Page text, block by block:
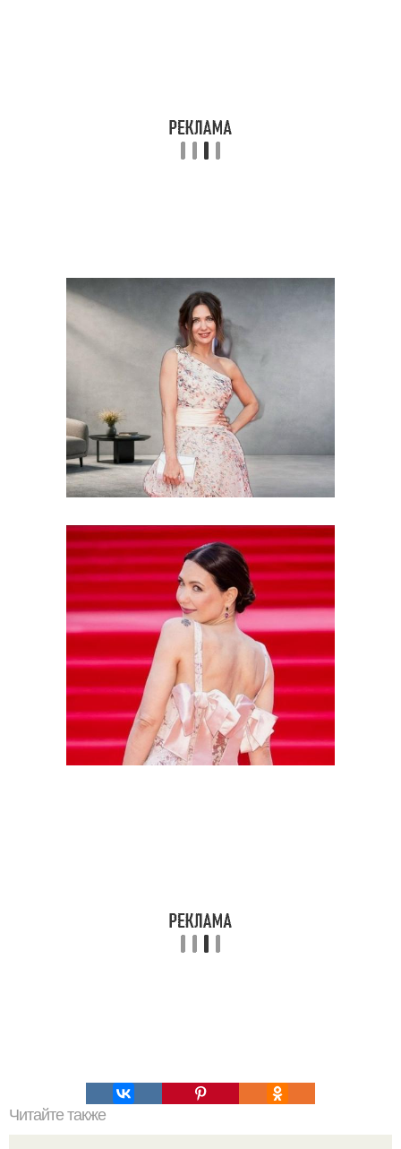
Читайте также